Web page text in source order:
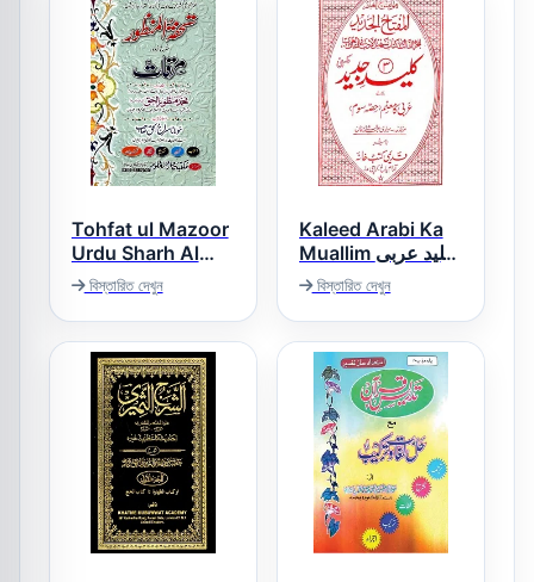
Tohfat ul Mazoor
Urdu Sharh Al
Mirqat تحفۃ
المنظور اردو شرح
مرقات
বিস্তারিত দেখুন
Kaleed Arabi Ka
Muallim کلید عربی
کامعلم
বিস্তারিত দেখুন